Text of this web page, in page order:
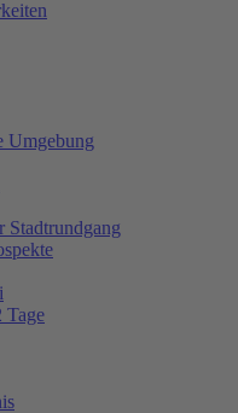
Umgebung
Stadtrundgang
Tage